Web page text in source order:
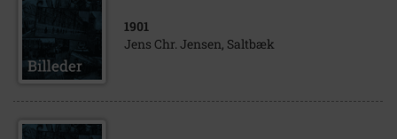
1901
Jens Chr. Jensen, Saltbæk